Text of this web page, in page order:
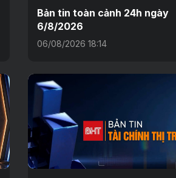
Bản tin toàn cảnh 24h ngày
6/8/2026
06/08/2026 18:14